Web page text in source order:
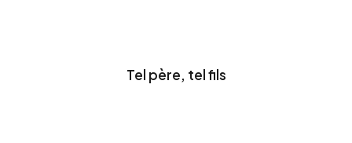
Tel père, tel fils